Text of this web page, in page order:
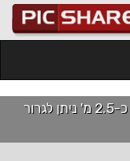
להמחשה בלבד - גודל הקיר בתמונה הוא כ-2.5 מ' ניתן לגרור